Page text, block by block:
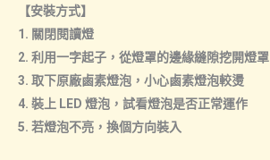
【安裝方式】
1. 關閉閱讀燈
2. 利用一字起子，從燈罩的邊緣縫隙挖開燈罩
3. 取下原廠鹵素燈泡，小心鹵素燈泡較燙
4. 裝上 LED 燈泡，試看燈泡是否正常運作
5. 若燈泡不亮，換個方向裝入